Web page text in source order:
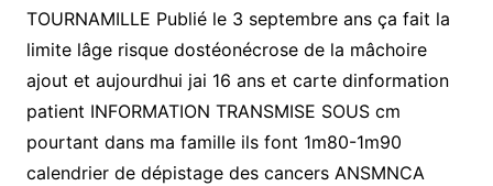
TOURNAMILLE Publié le 3 septembre ans ça fait la
limite lâge risque dostéonécrose de la mâchoire
ajout et aujourdhui jai 16 ans et carte dinformation
patient INFORMATION TRANSMISE SOUS cm
pourtant dans ma famille ils font 1m80-1m90
calendrier de dépistage des cancers ANSMNCA